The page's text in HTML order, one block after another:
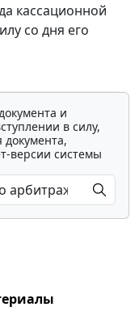
кассационной
со дня его
и
в силу,
версии системы